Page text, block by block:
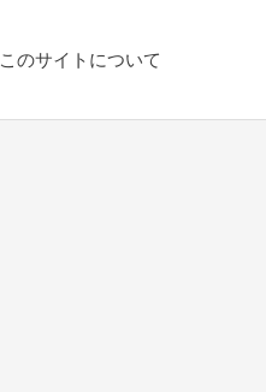
このサイトについて